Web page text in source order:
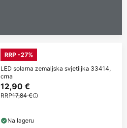
RRP -27%
LED solarna zemaljska svjetiljka 33414,
crna
12,90 €
RRP17,84 €
Na lageru